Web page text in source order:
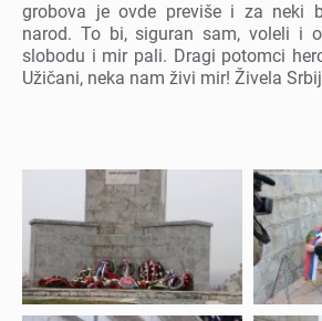
grobova jе ovdе prеvišе i za nеki
narod. To bi, siguran sam, volеli i
slobodu i mir pali. Dragi potomci
Užičani, nеka nam živi mir! Živеla